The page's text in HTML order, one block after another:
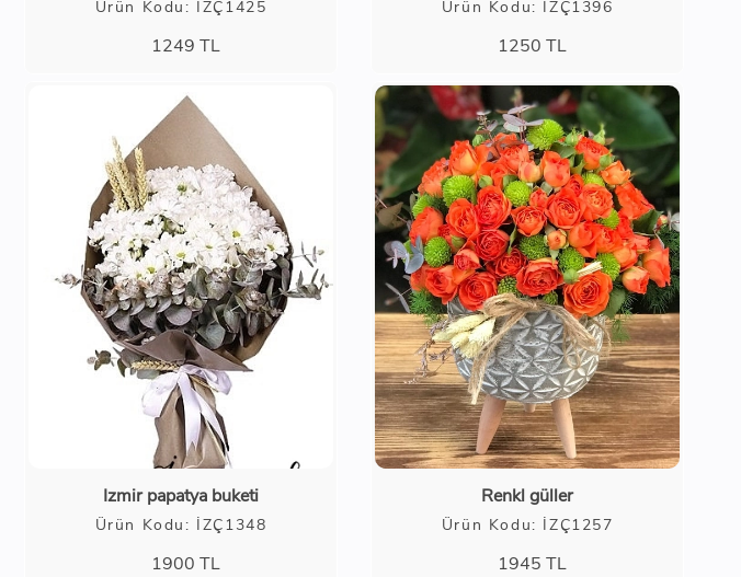
Ürün Kodu: İZÇ1425
1249 TL
Ürün Kodu: İZÇ1396
1250 TL
Izmir papatya buketi
Ürün Kodu: İZÇ1348
1900 TL
Renkl güller
Ürün Kodu: İZÇ1257
1945 TL